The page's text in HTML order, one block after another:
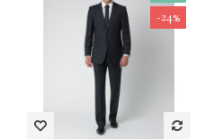
-24%